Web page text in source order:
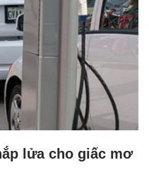
lửa cho giấc mơ